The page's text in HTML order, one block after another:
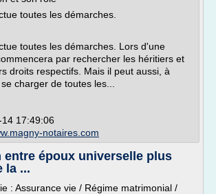
toutes les démarches.
toutes les démarches. Lors d'une
par rechercher les héritiers et
droits respectifs. Mais il peut aussi, à
charger de toutes les...
17:49:06
notaires.com
entre époux universelle plus
la ...
: Assurance vie / Régime matrimonial /